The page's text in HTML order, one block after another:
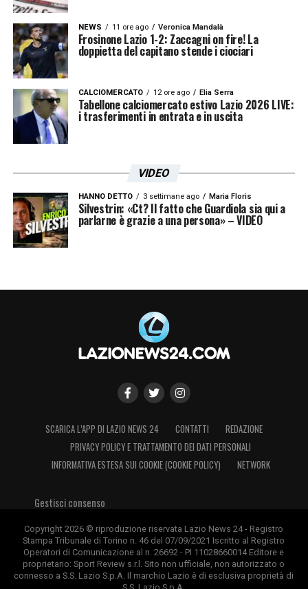
NEWS 11 ore ago Veronica Mandalà
Frosinone Lazio 1-2: Zaccagni on fire! La
doppietta del capitano stende i ciociari
CALCIOMERCATO 12 ore ago Elia Serra
Tabellone calciomercato estivo Lazio 2026 LIVE:
i trasferimenti in entrata e in uscita
VIDEO
HANNO DETTO 3 settimane ago Maria Floris
Silvestrin: «Ct? Il fatto che Guardiola sia qui a
parlarne è grazie a una persona» – VIDEO
SCARICA L’APP DI LAZIO NEWS 24 CONTATTI
REDAZIONE
PRIVACY POLICY E TRATTAMENTO DEI DATI PERSONALI
INFORMATIVA ESTESA SUI COOKIE (COOKIE POLICY)
NETWORK
Gestisci consenso
Copyright 2026 © riproduzione riservata Lazio News 24 - Registro
Stampa Tribunale di Torino n. 46 del 07/09/2021 Iscritto al Registro
Operatori di Comunicazione al n. 26692 - PI 11028660014 Editore e
proprietario: Sport Review s.r.l. Sito non ufficiale, non autorizzato o
connesso a S.S. Lazio S.p.A. Il marchio Lazio è di esclusiva proprietà di